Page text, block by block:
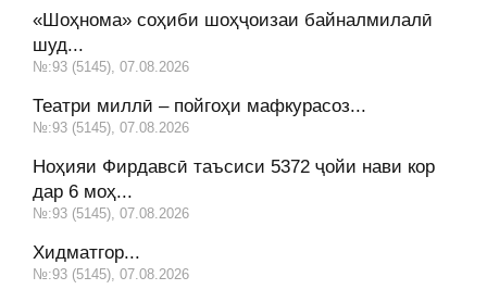
«Шоҳнома» соҳиби шоҳҷоизаи байналмилалӣ
шуд...
№:93 (5145), 07.08.2026
Театри миллӣ – пойгоҳи мафкурасоз...
№:93 (5145), 07.08.2026
Ноҳияи Фирдавсӣ таъсиси 5372 ҷойи нави кор
дар 6 моҳ...
№:93 (5145), 07.08.2026
Хидматгор...
№:93 (5145), 07.08.2026